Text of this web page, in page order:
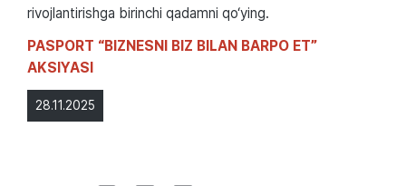
28.11.2025
rivojlantirishga birinchi qadamni qo‘ying.
PASPORT “BIZNESNI BIZ BILAN BARPO ET”
AKSIYASI